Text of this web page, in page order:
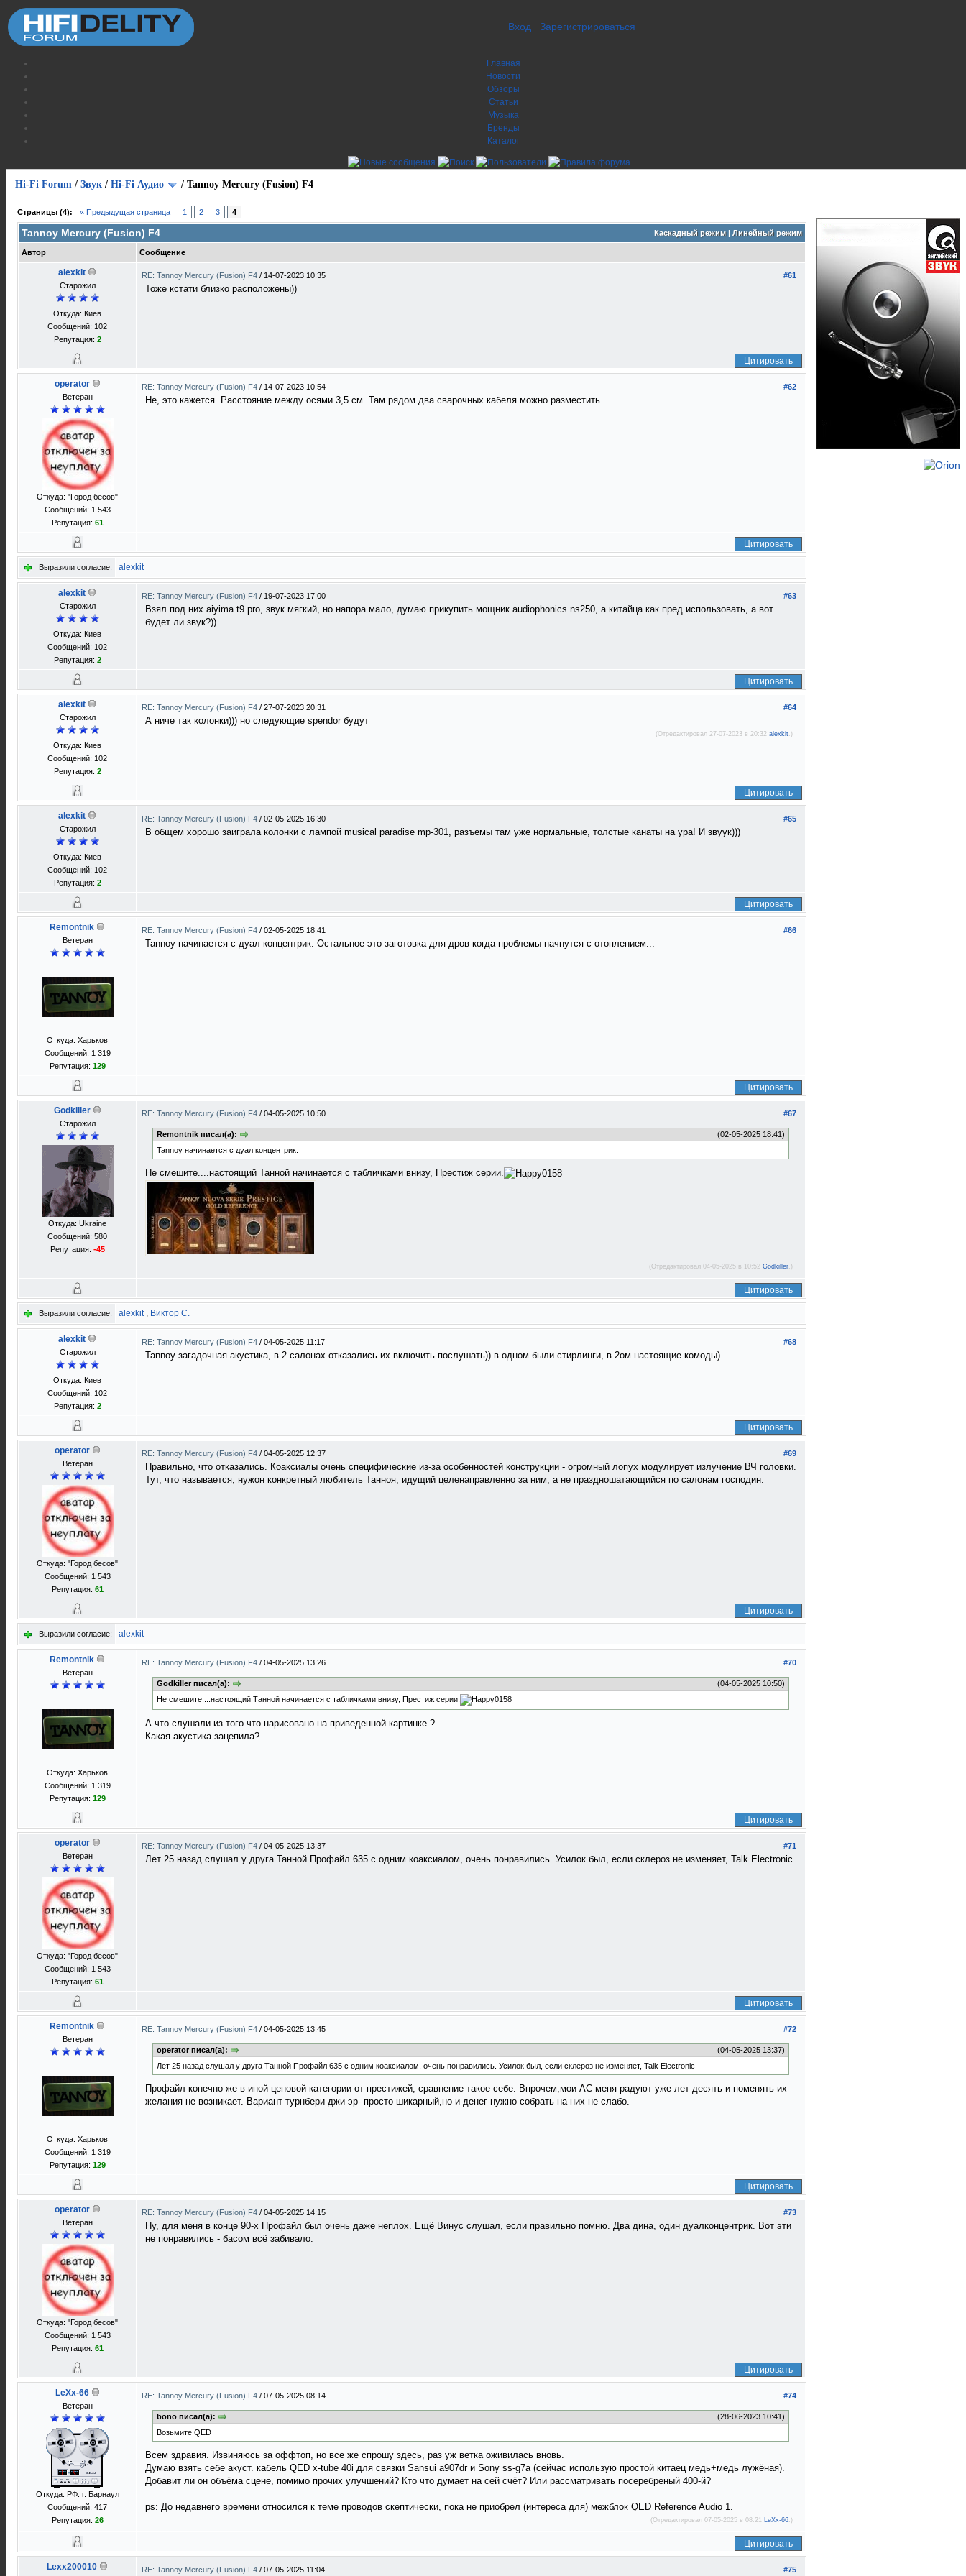
Вход Зарегистрироваться
Главная
Новости
Обзоры
Статьи
Музыка
Бренды
Каталог
Hi-Fi Forum / Звук / Hi-Fi Аудио / Tannoy Mercury (Fusion) F4
Страницы (4): « Предыдущая страница 1 2 3 4
Каскадный режим| Линейный режим
Tannoy Mercury (Fusion) F4
Автор Сообщение
alexkit
Старожил
Откуда: Киев
Сообщений: 102
Репутация: 2
#61
RE: Tannoy Mercury (Fusion) F4 / 14-07-2023 10:35
Тоже кстати близко расположены))
Цитировать
operator
Ветеран
Откуда: "Город бесов"
Сообщений: 1 543
Репутация: 61
#62
RE: Tannoy Mercury (Fusion) F4 / 14-07-2023 10:54
Не, это кажется. Расстояние между осями 3,5 см. Там рядом два сварочных кабеля можно разместить
Цитировать
Выразили согласие: alexkit
alexkit
Старожил
Откуда: Киев
Сообщений: 102
Репутация: 2
#63
RE: Tannoy Mercury (Fusion) F4 / 19-07-2023 17:00
Взял под них aiyima t9 pro, звук мягкий, но напора мало, думаю прикупить мощник audiophonics ns250, а китайца как пред использовать, а вот
будет ли звук?))
Цитировать
alexkit
Старожил
Откуда: Киев
Сообщений: 102
Репутация: 2
#64
RE: Tannoy Mercury (Fusion) F4 / 27-07-2023 20:31
А ниче так колонки))) но следующие spendоr будут
(Отредактировал 27-07-2023 в 20:32 alexkit.)
Цитировать
alexkit
Старожил
Откуда: Киев
Сообщений: 102
Репутация: 2
#65
RE: Tannoy Mercury (Fusion) F4 / 02-05-2025 16:30
В общем хорошо заиграла колонки с лампой musical paradise mp-301, разъемы там уже нормальные, толстые канаты на ура! И звуук)))
Цитировать
Remontnik
Ветеран
Откуда: Харьков
Сообщений: 1 319
Репутация: 129
#66
RE: Tannoy Mercury (Fusion) F4 / 02-05-2025 18:41
Tannoy начинается с дуал концентрик. Остальное-это заготовка для дров когда проблемы начнутся с отоплением...
Цитировать
Godkiller
Старожил
Откуда: Ukraine
Сообщений: 580
Репутация: -45
#67
RE: Tannoy Mercury (Fusion) F4 / 04-05-2025 10:50
(02-05-2025 18:41)
Remontnik писал(а):
Tannoy начинается с дуал концентрик.
Не смешите....настоящий Танной начинается с табличками внизу, Престиж серии.
(Отредактировал 04-05-2025 в 10:52 Godkiller .)
Цитировать
Выразили согласие: alexkit, Виктор С.
alexkit
Старожил
Откуда: Киев
Сообщений: 102
Репутация: 2
#68
RE: Tannoy Mercury (Fusion) F4 / 04-05-2025 11:17
Tannoy загадочная акустика, в 2 салонах отказались их включить послушать)) в одном были стирлинги, в 2ом настоящие комоды)
Цитировать
operator
Ветеран
Откуда: "Город бесов"
Сообщений: 1 543
Репутация: 61
#69
RE: Tannoy Mercury (Fusion) F4 / 04-05-2025 12:37
Правильно, что отказались. Коаксиалы очень специфические из-за особенностей конструкции - огромный лопух модулирует излучение ВЧ головки.
Тут, что называется, нужон конкретный любитель Танноя, идущий целенаправленно за ним, а не праздношатающийся по салонам господин.
Цитировать
Выразили согласие: alexkit
Remontnik
Ветеран
Откуда: Харьков
Сообщений: 1 319
Репутация: 129
#70
RE: Tannoy Mercury (Fusion) F4 / 04-05-2025 13:26
(04-05-2025 10:50)
Godkiller писал(а):
Не смешите....настоящий Танной начинается с табличками внизу, Престиж серии.
А что слушали из того что нарисовано на приведенной картинке ?
Какая акустика зацепила?
Цитировать
operator
Ветеран
Откуда: "Город бесов"
Сообщений: 1 543
Репутация: 61
#71
RE: Tannoy Mercury (Fusion) F4 / 04-05-2025 13:37
Лет 25 назад слушал у друга Танной Профайл 635 с одним коаксиалом, очень понравились. Усилок был, если склероз не изменяет, Talk Electronic
Цитировать
Remontnik
Ветеран
Откуда: Харьков
Сообщений: 1 319
Репутация: 129
#72
RE: Tannoy Mercury (Fusion) F4 / 04-05-2025 13:45
(04-05-2025 13:37)
operator писал(а):
Лет 25 назад слушал у друга Танной Профайл 635 с одним коаксиалом, очень понравились. Усилок был, если склероз не изменяет, Talk Electronic
Профайл конечно же в иной ценовой категории от престижей, сравнение такое себе. Впрочем,мои АС меня радуют уже лет десять и поменять их
желания не возникает. Вариант турнбери джи эр- просто шикарный,но и денег нужно собрать на них не слабо.
Цитировать
operator
Ветеран
Откуда: "Город бесов"
Сообщений: 1 543
Репутация: 61
#73
RE: Tannoy Mercury (Fusion) F4 / 04-05-2025 14:15
Ну, для меня в конце 90-х Профайл был очень даже неплох. Ещё Винус слушал, если правильно помню. Два дина, один дуалконцентрик. Вот эти
не понравились - басом всё забивало.
Цитировать
LeXx-66
Ветеран
Откуда: РФ. г. Барнаул
Сообщений: 417
Репутация: 26
#74
RE: Tannoy Mercury (Fusion) F4 / 07-05-2025 08:14
(28-06-2023 10:41)
bono писал(а):
Возьмите QED
Всем здравия. Извиняюсь за оффтоп, но все же спрошу здесь, раз уж ветка оживилась вновь.
Думаю взять себе акуст. кабель QED x-tube 40i для связки Sansui a907dr и Sony ss-g7a (сейчас использую простой китаец медь+медь лужёная).
Добавит ли он объёма сцене, помимо прочих улучшений? Кто что думает на сей счёт? Или рассматривать посеребреный 400-й?
ps: До недавнего времени относился к теме проводов скептически, пока не приобрел (интереса для) межблок QED Reference Audio 1.
(Отредактировал 07-05-2025 в 08:21 LeXx-66.)
Цитировать
Lexx200010 #75
RE: Tannoy Mercury (Fusion) F4 / 07-05-2025 11:04